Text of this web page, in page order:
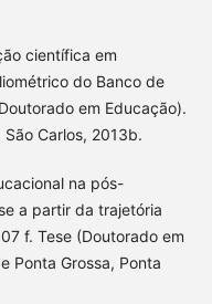
científica em
do Banco de
em Educação).
Carlos, 2013b.
na pós-
a partir da trajetória
f. Tese (Doutorado em
Ponta Grossa, Ponta